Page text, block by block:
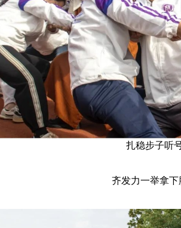
扎稳步子听
齐发力一举拿下